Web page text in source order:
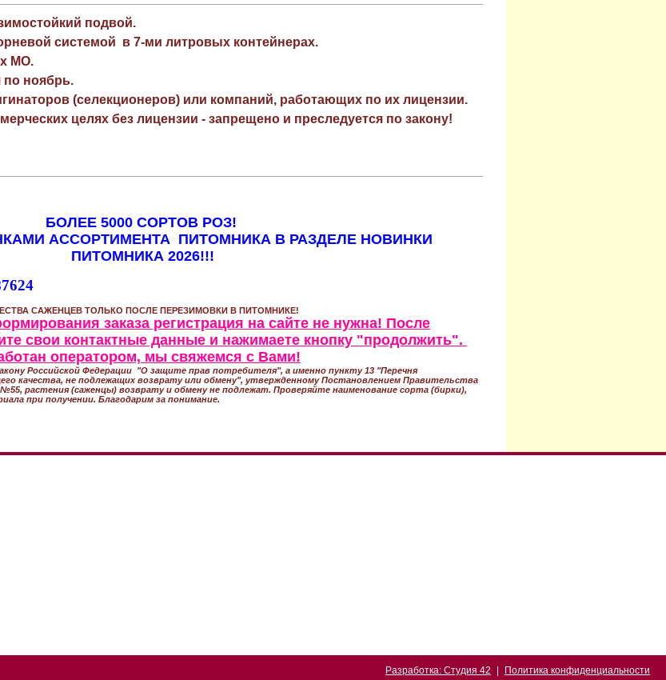
подвой.
системой в 7-ми литровых контейнерах.
МО.
по ноябрь.
(селекционеров) или компаний, работающих по их лицензии.
целях без лицензии - запрещено и преследуется по закону!
БОЛЕЕ 5000 СОРТОВ РОЗ!
АССОРТИМЕНТА ПИТОМНИКА В РАЗДЕЛЕ НОВИНКИ
ПИТОМНИКА 2026!!!
САЖЕНЦЕВ ТОЛЬКО ПОСЛЕ ПЕРЕЗИМОВКИ В ПИТОМНИКЕ!
заказа регистрация на сайте не нужна! После
свои контактные данные и нажимаете кнопку "продолжить".
оператором, мы свяжемся с Вами!
Российской Федерации "О защите прав потребителя", а именно пункту 13 "Перечня
качества, не подлежащих возврату или обмену", утвержденному Постановлением Правительства
№55, растения (саженцы) возврату и обмену не подлежат. Проверяйте наименование сорта (бирки),
при получении. Благодарим за понимание.
Разработка: Студия 42 Политика конфиденциальности